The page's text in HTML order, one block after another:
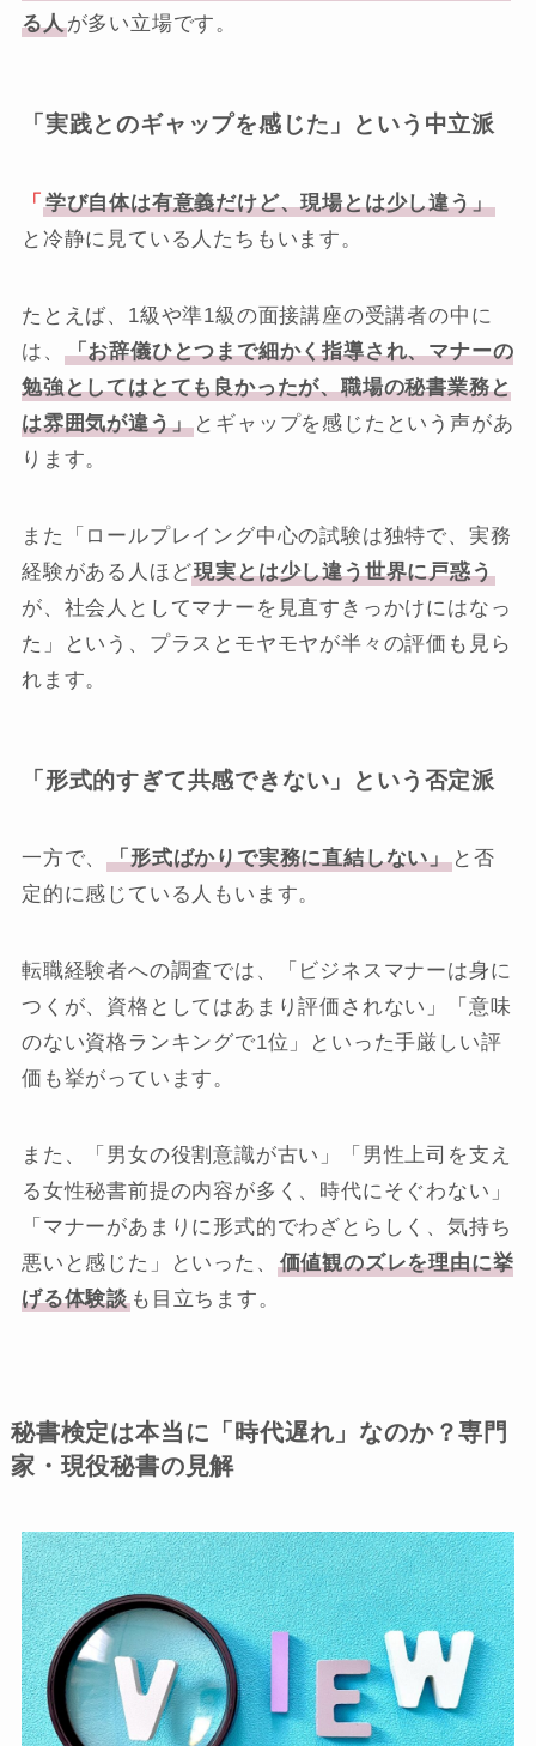
る人が多い立場です。
「実践とのギャップを感じた」という中立派
「 学び自体は有意義だけど、現場とは少し違う」
と冷静に見ている人たちもいます。
たとえば、1級や準1級の面接講座の受講者の中に
は、
「お辞儀ひとつまで細かく指導され、マナーの
勉強としてはとても良かったが、職場の秘書業務と
は雰囲気が違う」 とギャップを感じたという声があ
ります。
また「ロールプレイング中心の試験は独特で、実務
経験がある人ほど現実とは少し違う世界に戸惑う
が、社会人としてマナーを見直すきっかけにはなっ
た」という、プラスとモヤモヤが半々の評価も見ら
れます。
「形式的すぎて共感できない」という否定派
一方で、「形式ばかりで実務に直結しない」 と否
定的に感じている人もいます。
転職経験者への調査では、「ビジネスマナーは身に
つくが、資格としてはあまり評価されない」「意味
のない資格ランキングで1位」といった手厳しい評
価も挙がっています。
また、「男女の役割意識が古い」「男性上司を支え
る女性秘書前提の内容が多く、時代にそぐわない」
「マナーがあまりに形式的でわざとらしく、気持ち
悪いと感じた」といった、
価値観のズレを理由に挙
げる体験談も目立ちます。
秘書検定は本当に「時代遅れ」なのか？専門
家・現役秘書の見解